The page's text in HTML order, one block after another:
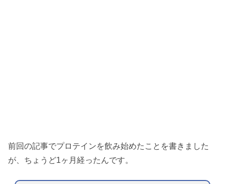
前回の記事でプロテインを飲み始めたことを書きました
が、ちょうど1ヶ月経ったんです。